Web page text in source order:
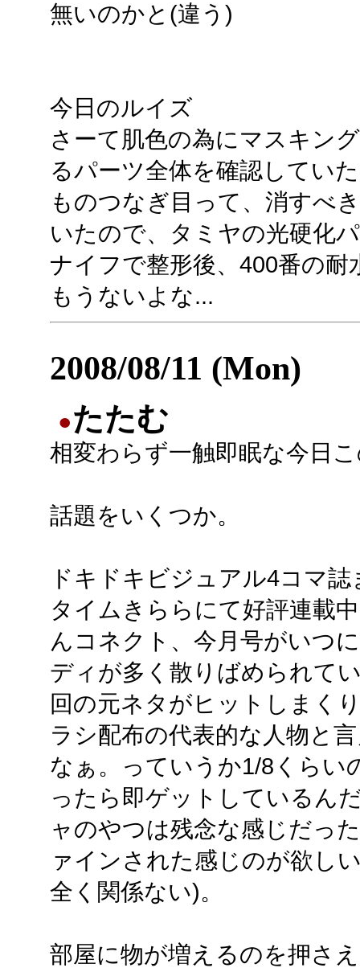
無いのかと(違う)
今日のルイズ
さーて肌色の為にマスキン
るパーツ全体を確認してい
ものつなぎ目って、消すべ
いたので、タミヤの光硬化
ナイフで整形後、400番の
もうないよな...
2008/08/11 (Mon)
●たたむ
相変わらず一触即眠な今日
話題をいくつか。
ドキドキビジュアル4コマ誌
タイムきららにて好評連載
んコネクト、今月号がいつ
ディが多く散りばめられて
回の元ネタがヒットしまく
ラシ配布の代表的な人物と
なぁ。っていうか1/8くらい
ったら即ゲットしているん
ャのやつは残念な感じだっ
ァインされた感じのが欲し
全く関係ない)。
部屋に物が増えるのを押さ